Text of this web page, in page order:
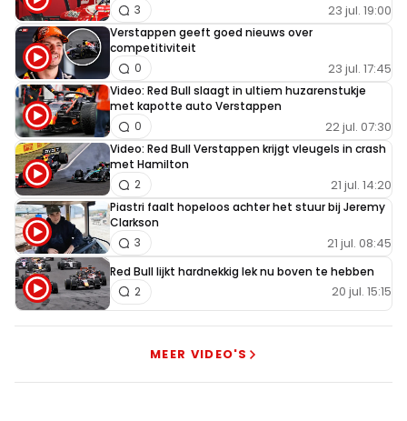
23 jul. 19:00
3
Verstappen geeft goed nieuws over
competitiviteit
23 jul. 17:45
0
Video: Red Bull slaagt in ultiem huzarenstukje
met kapotte auto Verstappen
22 jul. 07:30
0
Video: Red Bull Verstappen krijgt vleugels in crash
met Hamilton
21 jul. 14:20
2
Piastri faalt hopeloos achter het stuur bij Jeremy
Clarkson
21 jul. 08:45
3
Red Bull lijkt hardnekkig lek nu boven te hebben
20 jul. 15:15
2
MEER VIDEO'S